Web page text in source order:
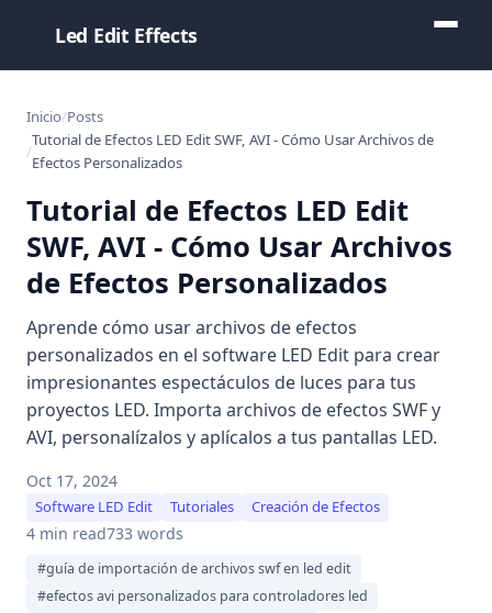
Led Edit Effects
Inicio Posts
Tutorial de Efectos LED Edit SWF, AVI - Cómo Usar Archivos de
Efectos Personalizados
Tutorial de Efectos LED Edit
SWF, AVI - Cómo Usar Archivos
de Efectos Personalizados
Aprende cómo usar archivos de efectos
personalizados en el software LED Edit para crear
impresionantes espectáculos de luces para tus
proyectos LED. Importa archivos de efectos SWF y
AVI, personalízalos y aplícalos a tus pantallas LED.
Oct 17, 2024
Software LED Edit Tutoriales Creación de Efectos
4 min read733 words
#guía de importación de archivos swf en led edit
#efectos avi personalizados para controladores led